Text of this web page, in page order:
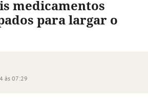
medicamentos
para largar o
às 07:29